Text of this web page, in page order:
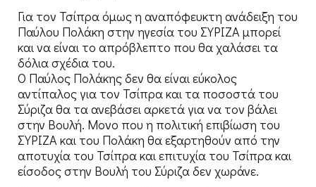
Για τον Τσίπρα όμως η αναπόφευκτη ανάδειξη του
Παύλου Πολάκη στην ηγεσία του ΣΥΡΙΖΑ μπορεί
και να είναι το απρόβλεπτο που θα χαλάσει τα
δόλια σχέδια του.
Ο Παύλος Πολάκης δεν θα είναι εύκολος
αντίπαλος για τον Τσίπρα και τα ποσοστά του
Σύριζα θα τα ανεβάσει αρκετά για να τον βάλει
στην Βουλή. Μονο που η πολιτική επιβίωση του
ΣΥΡΙΖΑ και του Πολάκη θα εξαρτηθούν από την
αποτυχία του Τσίπρα και επιτυχία του Τσίπρα και
είσοδος στην Βουλή του Σύριζα δεν χωράνε.